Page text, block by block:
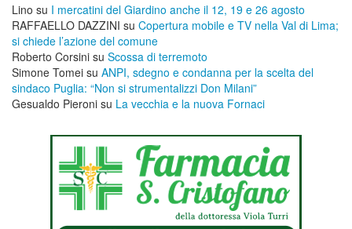
Lino su I mercatini del Giardino anche il 12, 19 e 26 agosto
RAFFAELLO DAZZINI su ​Copertura mobile e TV nella Val di Lima;
si chiede l’azione del comune
Roberto Corsini su Scossa di terremoto
Simone Tomei su ANPI, sdegno e condanna per la scelta del
sindaco Puglia: “Non si strumentalizzi Don Milani”
Gesualdo Pieroni su La vecchia e la nuova Fornaci